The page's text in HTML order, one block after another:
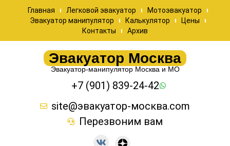
Главная Легковой эвакуатор
Мотоэвакуатор
Эвакуатор манипулятор
Калькулятор
Цены
Контакты
Архив
Эвакуатор Москва
Эвакуатор-манипулятор Москва и МО
+7 (901) 839-24-42
site@эвакуатор-москва.com
Перезвоним вам